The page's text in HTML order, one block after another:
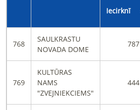
Iecirknī
768
SAULKRASTU
NOVADA DOME
787
769
KULTŪRAS
NAMS
"ZVEJNIEKCIEMS"
444